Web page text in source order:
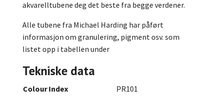
akvarelltubene deg det beste fra begge verdener.
Alle tubene fra Michael Harding har påført
informasjon om granulering, pigment osv. som
listet opp i tabellen under
Tekniske data
Colour Index
PR101